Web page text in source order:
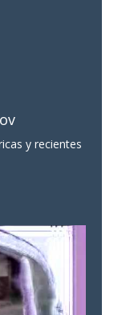
y recientes